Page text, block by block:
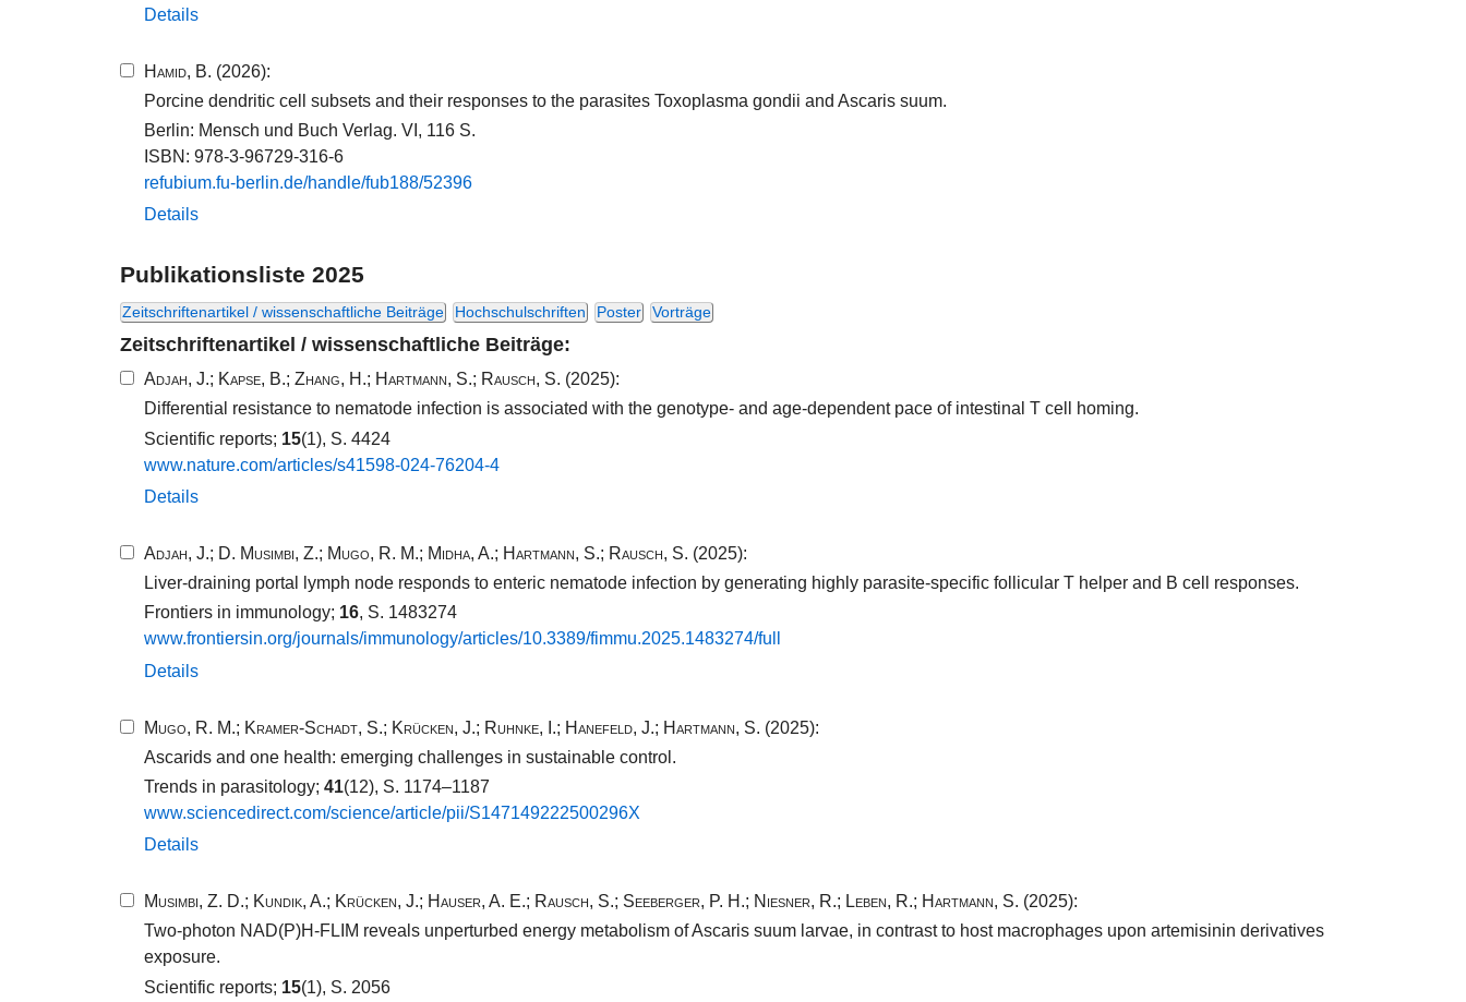
Details
Hamid, B. (2026):
‎Porcine dendritic cell subsets and their responses to the parasites ‎Toxoplasma gondii and Ascaris suum.
Berlin: Mensch und Buch Verlag. VI, 116 S.
ISBN: 978-3-96729-316-6
refubium.​fu-​berlin.​de/​handle/​fub188​/​52396​
Details
Publikationsliste 2025
Zeitschriftenartikel / wissenschaftliche Beiträge Hochschulschriften Poster Vorträge
Zeitschriftenartikel / wissenschaftliche Beiträge:
Adjah, J.; Kapse, B.; Zhang, H.; Hartmann, S.; Rausch, S. (2025):
Differential resistance to nematode infection is associated with the genotype- and age-dependent pace of intestinal T cell homing.
Scientific reports; 15(1), S. 4424
www.​nature.​com/​articles/​s41598​-​024​-​76204​-​4​
Details
Adjah, J.; D. Musimbi, Z.; Mugo, R. M.; Midha, A.; Hartmann, S.; Rausch, S. (2025):
Liver-draining portal lymph node responds to enteric nematode infection by generating highly parasite-specific follicular T helper and B cell responses.
Frontiers in immunology; 16, S. 1483274
www.​frontiersin.​org/​journals/​immunology/​articles/​10​.​3389​/​fimmu.​2025​.​1483274​/​full
Details
Mugo, R. M.; Kramer-Schadt, S.; Krücken, J.; Ruhnke, I.; Hanefeld, J.; Hartmann, S. (2025):
Ascarids and one health: emerging challenges in sustainable control.
Trends in parasitology; 41(12), S. 1174–1187
www.​sciencedirect.​com/​science/​article/​pii/​S147149222500296​X
Details
Musimbi, Z. D.; Kundik, A.; Krücken, J.; Hauser, A. E.; Rausch, S.; Seeberger, P. H.; Niesner, R.; Leben, R.; Hartmann, S. (2025):
Two-photon NAD(P)H-FLIM reveals unperturbed energy metabolism of Ascaris suum larvae, in contrast to host macrophages upon artemisinin derivatives
exposure.
Scientific reports; 15(1), S. 2056